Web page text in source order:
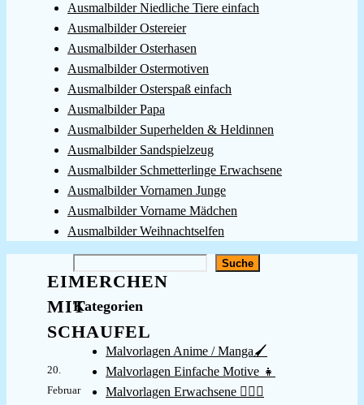
Ausmalbilder Niedliche Tiere einfach
Ausmalbilder Ostereier
Ausmalbilder Osterhasen
Ausmalbilder Ostermotiven
Ausmalbilder Osterspaß einfach
Ausmalbilder Papa
Ausmalbilder Superhelden & Heldinnen
Ausmalbilder Sandspielzeug
Ausmalbilder Schmetterlinge Erwachsene
Ausmalbilder Vornamen Junge
Ausmalbilder Vorname Mädchen
Ausmalbilder Weihnachtselfen
EIMERCHEN
MIT
SCHAUFEL
20.
Februar
Suche
Kategorien
Malvorlagen Anime / Manga🖌️
Malvorlagen Einfache Motive 👧
Malvorlagen Erwachsene 👱🏻‍♀️